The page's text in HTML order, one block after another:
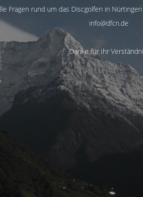
Fragen rund um das Discgolfen in
info@dfcn.de
Danke für Ihr